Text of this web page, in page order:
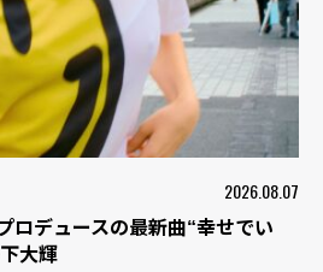
2026.08.07
ロデュースの最新曲“幸せでい
大輝